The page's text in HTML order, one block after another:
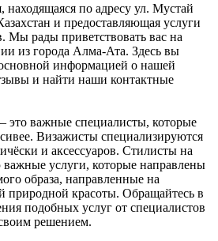
находящаяся по адресу ул. Мустай
и предоставляющая услуги
Мы рады приветствовать вас на
из города Алма-Ата. Здесь вы
информацией о нашей
и найти наши контактные
это важные специалисты, которые
Визажисты специализируются
и аксессуаров. Стилисты на
важные услуги, которые направлены
образа, направленные на
природной красоты. Обращайтесь в
подобных услуг от специалистов
решением.